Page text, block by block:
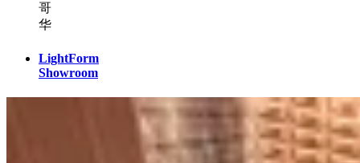
哥
华
LightForm
Showroom